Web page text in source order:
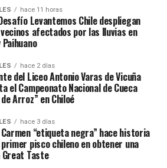
hace 11 horas
Levantemos Chile despliegan
vecinos afectados por las lluvias en
hace 2 días
del Liceo Antonio Varas de Vicuña
el Campeonato Nacional de Cueca
Arroz” en Chiloé
hace 3 días
“etiqueta negra” hace historia
pisco chileno en obtener una
Taste